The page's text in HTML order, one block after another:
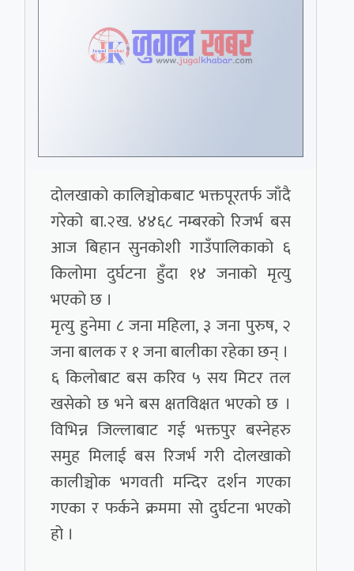
दोलखाको कालिञ्चोकबाट भक्तपूरतर्फ जाँदै
गरेको बा.२ख. ४४६८ नम्बरको रिजर्भ बस
आज बिहान सुनकोशी गाउँपालिकाको ६
किलोमा दुर्घटना हुँदा १४ जनाको मृत्यु
भएको छ ।
मृत्यु हुनेमा ८ जना महिला, ३ जना पुरुष, २
जना बालक र १ जना बालीका रहेका छन् ।
६ किलोबाट बस करिव ५ सय मिटर तल
खसेको छ भने बस क्षतविक्षत भएको छ ।
विभिन्न जिल्लाबाट गई भक्तपुर बस्नेहरु
समुह मिलाई बस रिजर्भ गरी दोलखाको
कालीञ्चोक भगवती मन्दिर दर्शन गएका
गएका र फर्कने क्रममा सो दुर्घटना भएको
हो ।